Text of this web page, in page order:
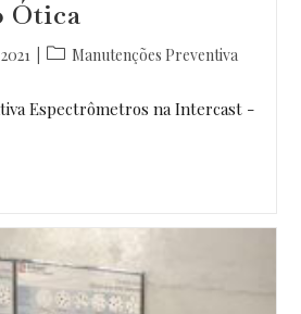
Ótica
Categoria
post:
Manutenções Preventiva
Espectrômetros na Intercast -